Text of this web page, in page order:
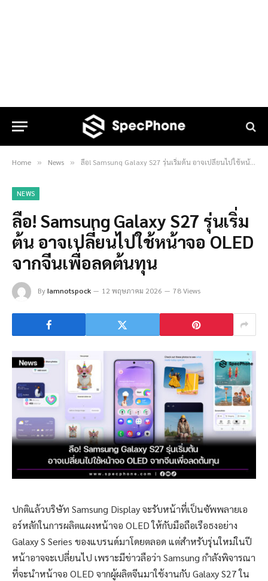
Home » News » ลือ! Samsung Galaxy S27 รุ่นเริ่มต้น อาจเปลี่ยนไปใช้หน้าจอ OLED จากจีนเพื่อลดต้นทุน
NEWS
ลือ! Samsung Galaxy S27 รุ่นเริ่ม
ต้น อาจเปลี่ยนไปใช้หน้าจอ OLED
จากจีนเพื่อลดต้นทุน
ByIamnotspock 12 พฤษภาคม 2026 78 Views
ปกติแล้วบริษัท Samsung Display จะรับหน้าที่เป็นซัพพลายเอ
อร์หลักในการผลิตแผงหน้าจอ OLED ให้กับมือถือเรือธงอย่าง
Galaxy S Series ของแบรนด์มาโดยตลอด แต่สำหรับรุ่นใหม่ในปี
หน้าอาจจะเปลี่ยนไป เพราะมีข่าวลือว่า Samsung กำลังพิจารณา
ที่จะนำหน้าจอ OLED จากผู้ผลิตจีนมาใช้งานกับ Galaxy S27 ใน